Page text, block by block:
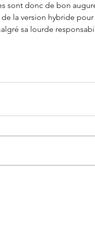
sont donc de bon
la version hybride
sa lourde